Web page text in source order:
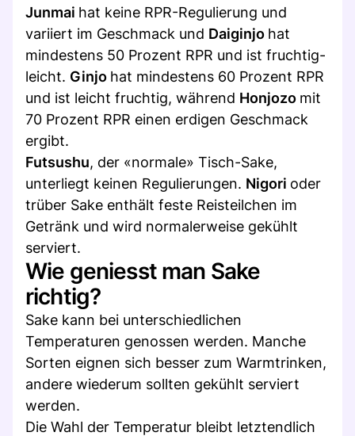
Junmai hat keine RPR-Regulierung und
variiert im Geschmack und Daiginjo hat
mindestens 50 Prozent RPR und ist fruchtig-
leicht. Ginjo hat mindestens 60 Prozent RPR
und ist leicht fruchtig, während Honjozo mit
70 Prozent RPR einen erdigen Geschmack
ergibt.
Futsushu, der «normale» Tisch-Sake,
unterliegt keinen Regulierungen. Nigori oder
trüber Sake enthält feste Reisteilchen im
Getränk und wird normalerweise gekühlt
serviert.
Wie geniesst man Sake
richtig?
Sake kann bei unterschiedlichen
Temperaturen genossen werden. Manche
Sorten eignen sich besser zum Warmtrinken,
andere wiederum sollten gekühlt serviert
werden.
Die Wahl der Temperatur bleibt letztendlich